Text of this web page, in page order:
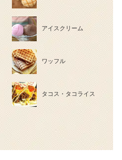
アイスクリーム
ワッフル
タコス・タコライス